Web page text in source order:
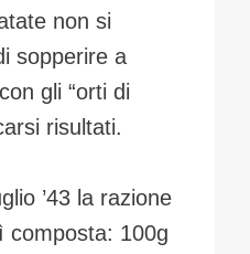
non si
sopperire a
gli “orti di
risultati.
’43 la razione
composta: 100g